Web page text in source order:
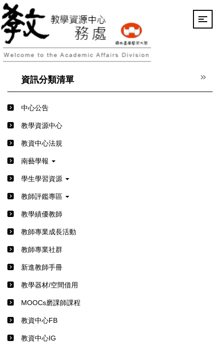
跳
到
主
要
內
容
資訊分類清單
中心公告
教學資源中心
教資中心法規
南藝學報
學生學習資源
教師評鑑專區
教學績優教師
教師專業成長活動
教師專業社群
新進教師手冊
教學器材/空間借用
MOOCs磨課師課程
教資中心FB
教資中心IG